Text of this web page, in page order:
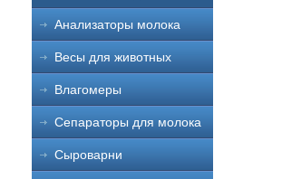
Анализаторы молока
Весы для животных
Влагомеры
Сепараторы для молока
Сыроварни